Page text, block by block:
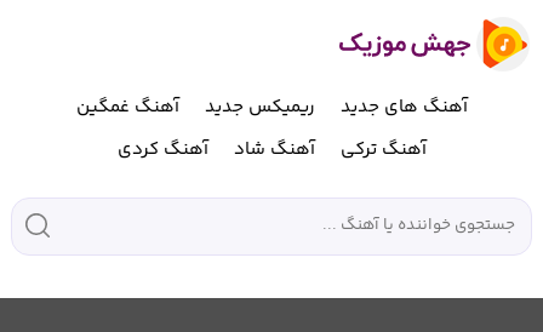
آهنگ های جدید ریمیکس جدید
آهنگ غمگین
آهنگ ترکی
آهنگ شاد آهنگ کردی